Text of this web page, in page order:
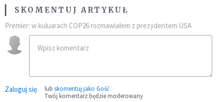
SKOMENTUJ ARTYKUŁ
Premier: w kuluarach COP26 rozmawiałem z prezydentem USA
Zaloguj się lub skomentuj jako Gość
Twój komentarz będzie moderowany